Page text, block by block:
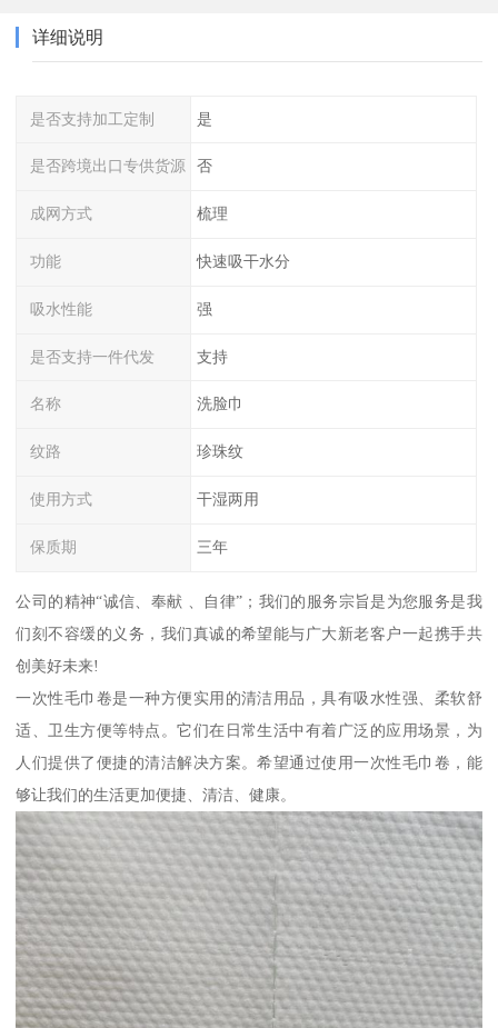
详细说明
是否支持加工定制 是
是否跨境出口专供货源 否
成网方式 梳理
功能 快速吸干水分
吸水性能 强
是否支持一件代发 支持
名称 洗脸巾
纹路 珍珠纹
使用方式 干湿两用
保质期 三年
公司的精神“诚信、奉献 、自律”；我们的服务宗旨是为您服务是我
们刻不容缓的义务，我们真诚的希望能与广大新老客户一起携手共
创美好未来!
一次性毛巾卷是一种方便实用的清洁用品，具有吸水性强、柔软舒
适、卫生方便等特点。它们在日常生活中有着广泛的应用场景，为
人们提供了便捷的清洁解决方案。希望通过使用一次性毛巾卷，能
够让我们的生活更加便捷、清洁、健康。